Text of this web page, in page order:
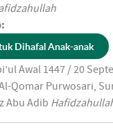
Dihafal Anak-anak
Awal 1447 / 20
Qomar Purwosari,
Abu Adib